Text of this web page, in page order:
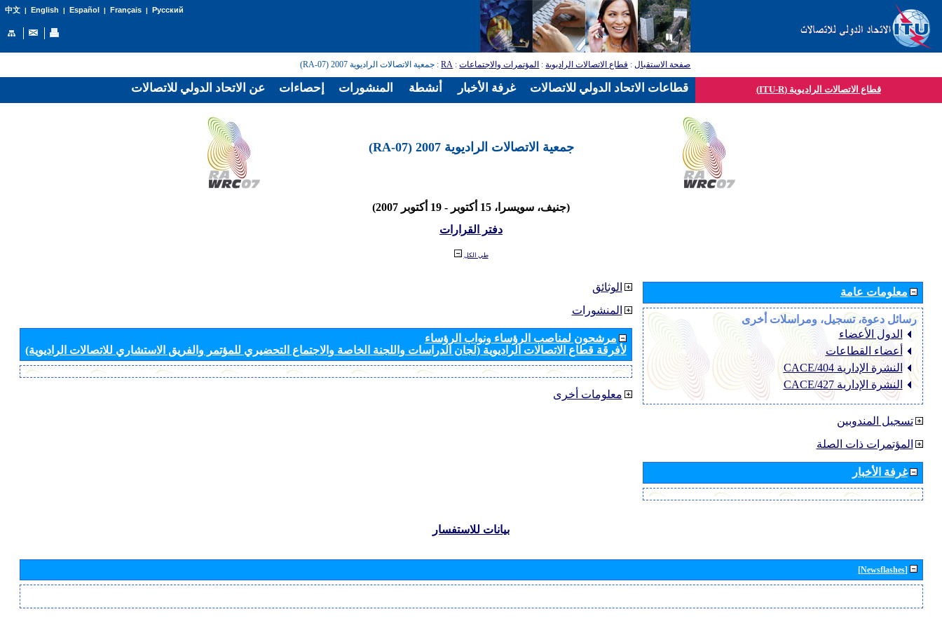
中文| English | Español | Français| Русский
صفحة الاستقبال: قطاع الاتصالات الراديوية: المؤتمرات والاجتماعات:
RA: جمعية الاتصالات الراديوية 2007 (RA-07)
قطاع الاتصالات الراديوية (ITU-R)
جمعية الاتصالات الراديوية 2007 (RA-07)
(جنيف، سويسرا، 15 أكتوبر - 19 أكتوبر 2007)
دفتر القرارات
طي الكل
الوثائق
المنشورات
مرشحون لمناصب الرؤساء ونواب الرؤساء
لأفرقة قطاع الاتصالات الراديوية (لجان الدراسات واللجنة الخاصة والاجتماع التحضيري للمؤتمر والفريق الاستشاري للاتصالات الراديوية)
معلومات أخرى
معلومات عامة
رسائل دعوة، تسجيل، ومراسلات أخرى
الدول الأعضاء
أعضاء القطاعات
النشرة الإدارية CACE/404
النشرة الإدارية CACE/427
تسجيل المندوبين
المؤتمرات ذات الصلة
غرفة الأخبار
بيانات للاستفسار
[Newsflashes]
عن الاتحاد الدولي للاتصالات إحصاءات المنشورات أنشطة غرفة الأخبار قطاعات الاتحاد الدولي للاتصالات